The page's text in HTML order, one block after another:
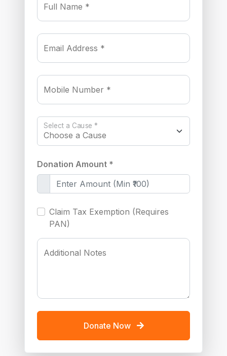
Full Name *
Email Address *
Mobile Number *
Select a Cause *
Donation Amount *
Claim Tax Exemption (Requires
PAN)
Additional Notes
Donate Now